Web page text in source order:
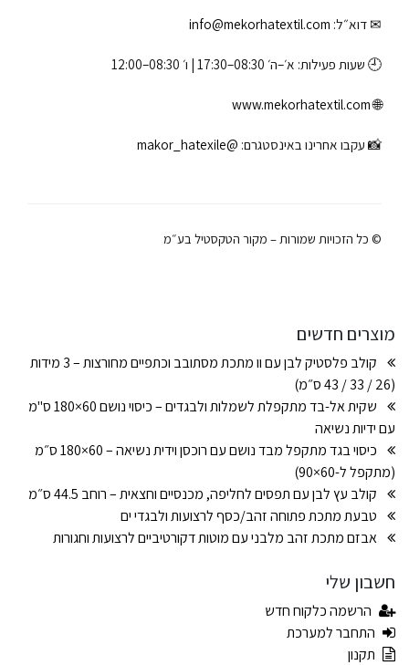
✉ דוא״ל: info@mekorhatextil.com
🕘 שעות פעילות: א׳–ה׳ 08:30–17:30 | ו׳ 08:30–12:00
🌐
www.mekorhatextil.com
📸 עקבו אחרינו באינסטגרם: @makor_hatexile
© כל הזכויות שמורות – מקור הטקסטיל בע״מ
מוצרים חדשים
קולב פלסטיק לבן עם וו מתכת מסתובב וכתפיים מחורצות – 3 מידות
(26 / 33 / 43 ס״מ)
שקית אל-בד מתקפלת לשמלות ולבגדים – כיסוי נושם 60×180 ס"מ
עם ידיות נשיאה
כיסוי בגד מתקפל מבד נושם עם רוכסן וידית נשיאה – 60×180 ס״מ
(מתקפל ל-60×90)
קולב עץ לבן עם תפסים לחליפה, מכנסיים וחצאית – רוחב 44.5 ס״מ
טבעת מתכת פתוחה זהב/כסף לרצועות ולבגדי ים
אבזם מתכת זהב מלבני עם מוטות דקורטיביים לרצועות וחגורות
חשבון שלי
הרשמה כלקוח חדש
התחבר למערכת
תקנון